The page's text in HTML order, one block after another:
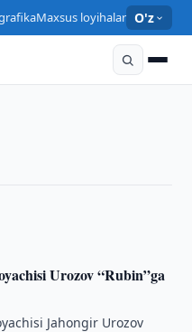
Maxsus loyihalar O'z
o‘z safiga
Urozov “Rubin”ga
Jahongir Urozov